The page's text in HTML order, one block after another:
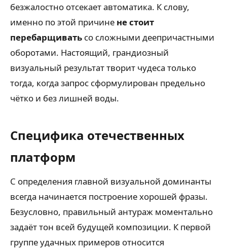
безжалостно отсекает автоматика. К слову,
именно по этой причине не стоит
перебарщивать со сложными деепричастными
оборотами. Настоящий, грандиозный
визуальный результат творит чудеса только
тогда, когда запрос сформулирован предельно
чётко и без лишней воды.
Специфика отечественных
платформ
С определения главной визуальной доминанты
всегда начинается построение хорошей фразы.
Безусловно, правильный антураж моментально
задаёт тон всей будущей композиции. К первой
группе удачных примеров относится